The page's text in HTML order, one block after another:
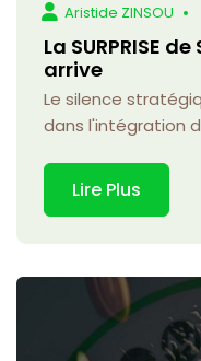
Aristide ZINSOU
La SURPRISE
arrive
Le silence
dans l'intégration
Lire Plus